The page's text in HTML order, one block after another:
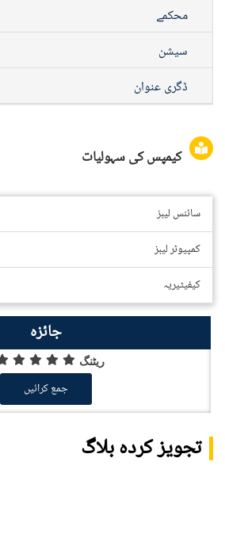
محکمے
سیشن
ڈگری عنوان
کیمپس کی سہولیات
سائنس لیبز
کمپیوٹر لیبز
کیفیٹیریہ
جائزہ
ریٹنگ
جمع کرائیں
تجویز کردہ بلاگ